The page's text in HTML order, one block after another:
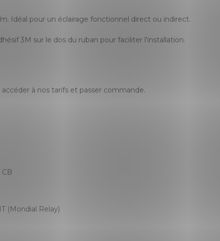
Idéal pour un éclairage fonctionnel direct ou indirect.
3M sur le dos du ruban pour faciliter l'installation.
à nos tarifs et passer commande.
(Mondial Relay)